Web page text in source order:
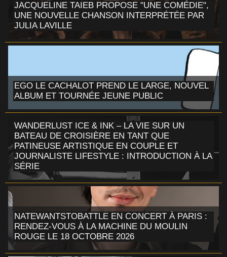
JACQUELINE TAIEB PROPOSE "UNE COMÉDIE",
UNE NOUVELLE CHANSON INTERPRÉTÉE PAR
JULIA LAVILLE
EGO LE CACHALOT PREND LE LARGE, NOUVEL
ALBUM ET TOURNÉE JEUNE PUBLIC
WANDERLUST ICE & INK – LA VIE SUR UN
BATEAU DE CROISIÈRE EN TANT QUE
PATINEUSE ARTISTIQUE EN COUPLE ET
JOURNALISTE LIFESTYLE : INTRODUCTION À LA
SÉRIE
NATEWANTSTOBATTLE EN CONCERT À PARIS :
RENDEZ-VOUS À LA MACHINE DU MOULIN
ROUGE LE 18 OCTOBRE 2026